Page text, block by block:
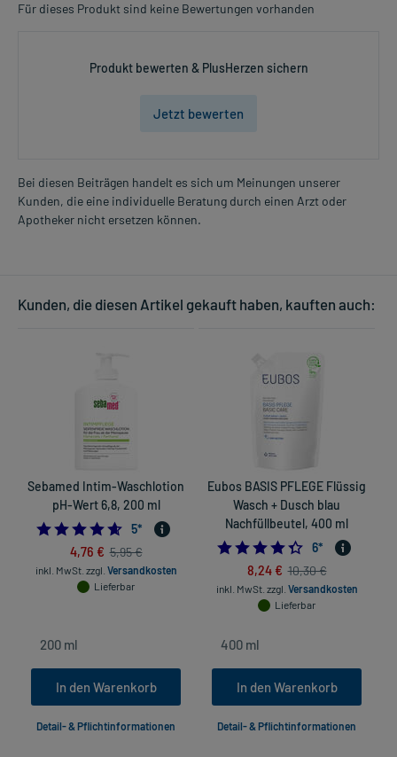
Für dieses Produkt sind keine Bewertungen vorhanden
Produkt bewerten & PlusHerzen sichern
Jetzt bewerten
Bei diesen Beiträgen handelt es sich um Meinungen unserer
Kunden, die eine individuelle Beratung durch einen Arzt oder
Apotheker nicht ersetzen können.
Kunden, die diesen Artikel gekauft haben, kauften auch:
Sebamed Intim-Waschlotion
pH-Wert 6,8, 200 ml
4.6
5*
4,76 € 5,95 €
inkl. MwSt. zzgl. Versandkosten
Lieferbar
In den Warenkorb
Detail- & Pflichtinformationen
Eubos BASIS PFLEGE Flüssig
Wasch + Dusch blau
Nachfüllbeutel, 400 ml
6*
8,24 € 10,30 €
inkl. MwSt. zzgl. Versandkosten
Lieferbar
In den Warenkorb
Detail- & Pflichtinformationen